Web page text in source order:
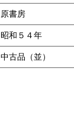
原書房
昭和５４年
中古品（並）